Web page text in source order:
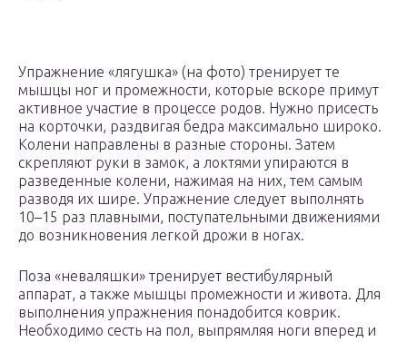
Упражнение «лягушка» (на фото) тренирует те
мышцы ног и промежности, которые вскоре примут
активное участие в процессе родов. Нужно присесть
на корточки, раздвигая бедра максимально широко.
Колени направлены в разные стороны. Затем
скрепляют руки в замок, а локтями упираются в
разведенные колени, нажимая на них, тем самым
разводя их шире. Упражнение следует выполнять
10–15 раз плавными, поступательными движениями
до возникновения легкой дрожи в ногах.
Поза «неваляшки» тренирует вестибулярный
аппарат, а также мышцы промежности и живота. Для
выполнения упражнения понадобится коврик.
Необходимо сесть на пол, выпрямляя ноги вперед и